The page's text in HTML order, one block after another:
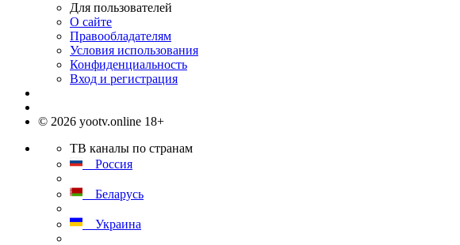
Для пользователей
О сайте
Правообладателям
Условия использования
Конфиденциальность
Вход и регистрация
© 2026 yootv.online 18+
ТВ каналы по странам
Россия
Беларусь
Украина